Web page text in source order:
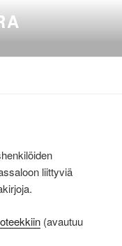
liittyviä
(avautuu